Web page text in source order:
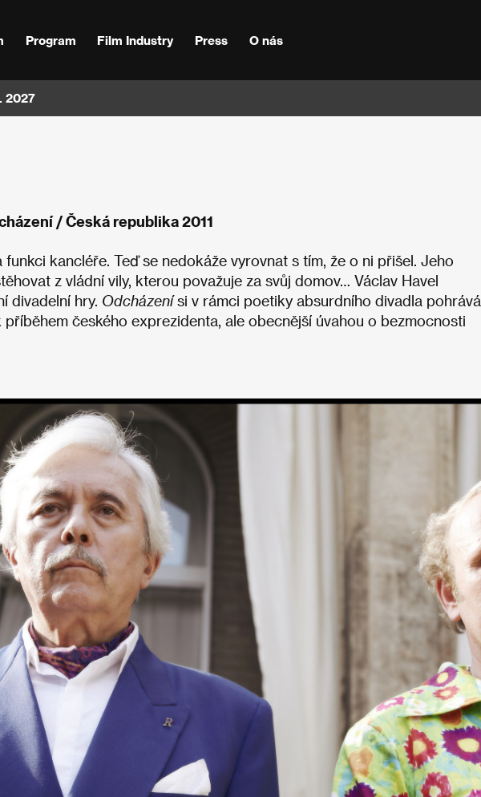
Program Film Industry Press O nás
2027
/ Česká republika 2011
kancléře. Teď se nedokáže vyrovnat s tím, že o ni přišel. Jeho
z vládní vily, kterou považuje za svůj domov… Václav Havel
divadelní hry. Odcházenísi v rámci poetiky absurdního divadla pohrává
českého exprezidenta, ale obecnější úvahou o bezmocnosti